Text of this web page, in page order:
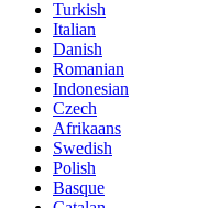
Turkish
Italian
Danish
Romanian
Indonesian
Czech
Afrikaans
Swedish
Polish
Basque